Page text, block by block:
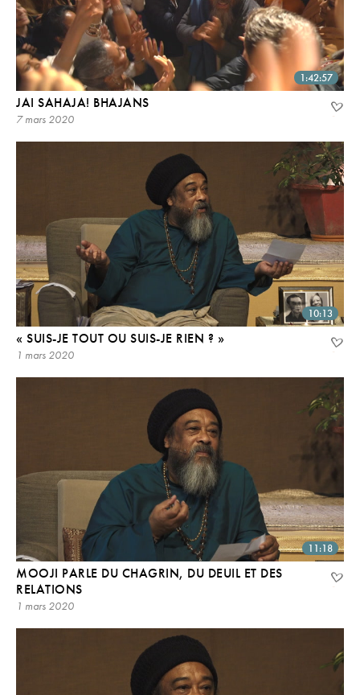
1:42:57
JAI SAHAJA! BHAJANS
7 mars 2020
10:13
« SUIS-JE TOUT OU SUIS-JE RIEN ? »
1 mars 2020
11:18
MOOJI PARLE DU CHAGRIN, DU DEUIL ET DES
RELATIONS
1 mars 2020